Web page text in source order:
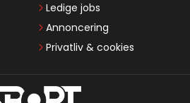
Ledige jobs
Annoncering
Privatliv & cookies